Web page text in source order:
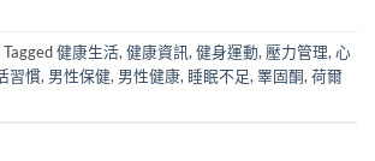
Tagged健康生活,健康資訊,健身運動, 壓力管理,心
習慣, 男性保健, 男性健康, 睡眠不足,睪固酮,荷爾